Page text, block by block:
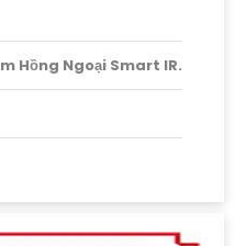
Hồng Ngoại Smart IR.